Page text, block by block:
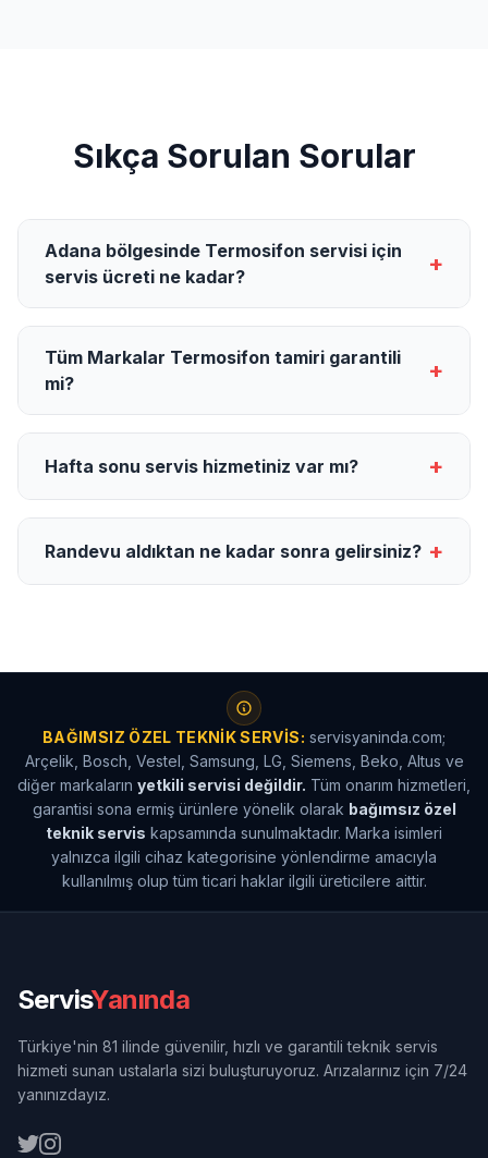
Sıkça Sorulan Sorular
Adana bölgesinde Termosifon servisi için
servis ücreti ne kadar?
+
Tüm Markalar Termosifon tamiri garantili
mi?
+
Hafta sonu servis hizmetiniz var mı? +
Randevu aldıktan ne kadar sonra gelirsiniz? +
BAĞIMSIZ ÖZEL TEKNIK SERVIS: servisyaninda.com;
Arçelik, Bosch, Vestel, Samsung, LG, Siemens, Beko, Altus ve
diğer markaların yetkili servisi değildir. Tüm onarım hizmetleri,
garantisi sona ermiş ürünlere yönelik olarak bağımsız özel
teknik servis kapsamında sunulmaktadır. Marka isimleri
yalnızca ilgili cihaz kategorisine yönlendirme amacıyla
kullanılmış olup tüm ticari haklar ilgili üreticilere aittir.
ServisYanında
Türkiye'nin 81 ilinde güvenilir, hızlı ve garantili teknik servis
hizmeti sunan ustalarla sizi buluşturuyoruz. Arızalarınız için 7/24
yanınızdayız.